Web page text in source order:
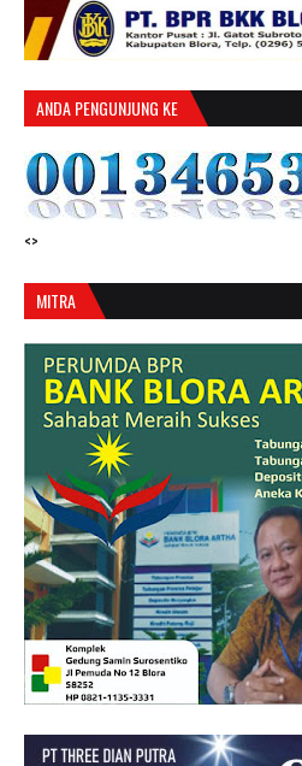
ANDA PENGUNJUNG KE
<>
MITRA